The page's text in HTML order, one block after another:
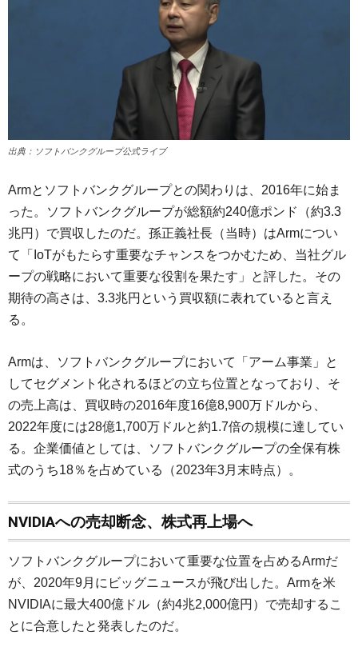
出典：ソフトバンクグループ公式ライブ
Armとソフトバンクグループとの関わりは、2016年に始ま
った。ソフトバンクグループが総額約240億ポンド（約3.3
兆円）で買収したのだ。孫正義社長（当時）はArmについ
て「IoTがもたらす重要なチャンスをつかむため、当社グル
ープの戦略において重要な役割を果たす」と評した。その
期待の高さは、3.3兆円という買収額に表れていると言え
る。
Armは、ソフトバンクグループにおいて「アーム事業」と
してセグメント化されるほどの立ち位置となっており、そ
の売上高は、買収時の2016年度16億8,900万ドルから、
2022年度には28億1,700万ドルと約1.7倍の規模に達してい
る。企業価値としては、ソフトバンクグループの全保有株
式のうち18％を占めている（2023年3月末時点）。
NVIDIAへの売却断念、株式再上場へ
ソフトバンクグループにおいて重要な位置を占めるArmだ
が、2020年9月にビッグニュースが飛び出した。Armを米
NVIDIAに最大400億ドル（約4兆2,000億円）で売却するこ
とに合意したと発表したのだ。